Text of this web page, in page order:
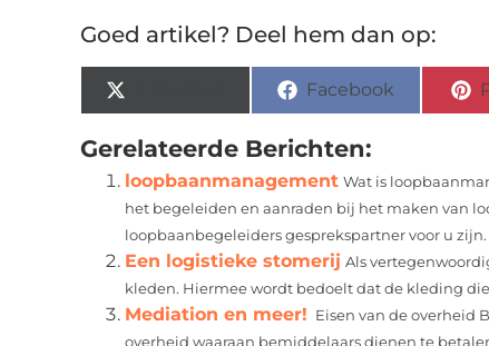
Goed artikel? Deel hem dan op:
Facebook
Gerelateerde Berichten:
loopbaanmanagement Wat is
het begeleiden en aanraden bij het maken van
loopbaanbegeleiders gesprekspartner voor u
Een logistieke stomerij Als
kleden. Hiermee wordt bedoelt dat de kleding
Mediation en meer! Eisen van de overheid
overheid waaraan bemiddelaars dienen te